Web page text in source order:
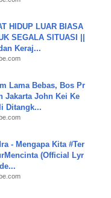
HIDUP LUAR BIASA
SEGALA SITUASI ||
Keraj...
Lama Bebas, Bos Pr
Jakarta John Kei Ke
Ditangk...
- Mengapa Kita #Ter
(Official Lyr